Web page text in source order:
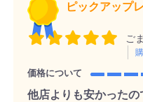
ピックアップ
ご
価格について
他店よりも安かったの